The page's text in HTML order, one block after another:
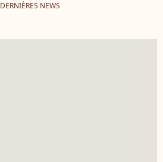
DERNIÈRES NEWS